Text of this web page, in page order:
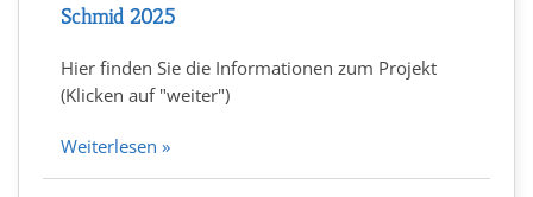
Schmid 2025
Hier finden Sie die Informationen zum Projekt
(Klicken auf "weiter")
Weiterlesen »